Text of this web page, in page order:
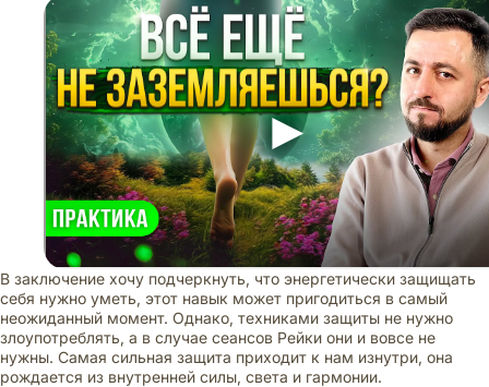
В заключение хочу подчеркнуть, что энергетически защищать
себя нужно уметь, этот навык может пригодиться в самый
неожиданный момент. Однако, техниками защиты не нужно
злоупотреблять, а в случае сеансов Рейки они и вовсе не
нужны. Самая сильная защита приходит к нам изнутри, она
рождается из внутренней силы, света и гармонии.